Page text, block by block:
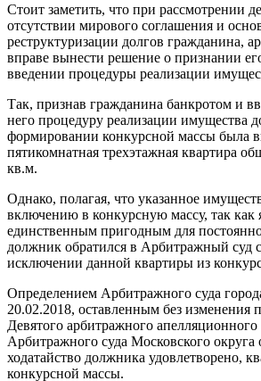
Стоит заметить, что при рассмотрении
отсутствии мирового соглашения и
реструктуризации долгов гражданина,
вправе вынести решение о признании
введении процедуры реализации
Так, признав гражданина банкротом и
него процедуру реализации имущества
формировании конкурсной массы была
пятикомнатная трехэтажная квартира
кв.м.
Однако, полагая, что указанное
включению в конкурсную массу, так как
единственным пригодным для
должник обратился в Арбитражный суд
исключении данной квартиры из
Определением Арбитражного суда
20.02.2018, оставленным без изменения
Девятого арбитражного апелляционного
Арбитражного суда Московского округа
ходатайство должника удовлетворено,
конкурсной массы.